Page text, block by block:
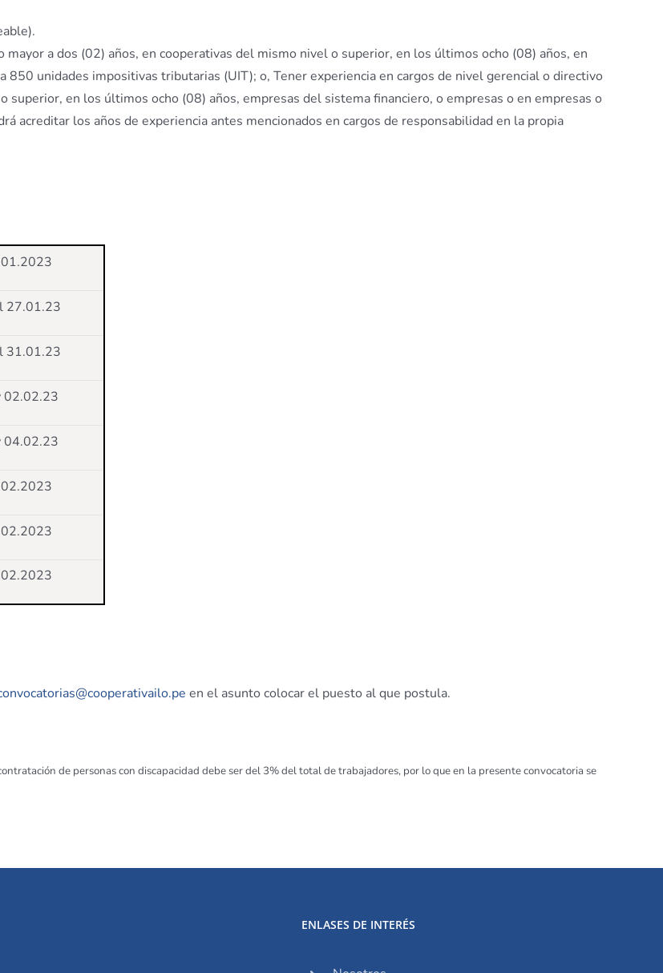
a dos (02) años, en cooperativas del mismo nivel o superior, en los últimos ocho (08) años, en
unidades impositivas tributarias (UIT); o, Tener experiencia en cargos de nivel gerencial o directivo
superior, en los últimos ocho (08) años, empresas del sistema financiero, o empresas o en empresas o
acreditar los años de experiencia antes mencionados en cargos de responsabilidad en la propia
27.01.23
31.01.23
02.02.23
04.02.23
en el asunto colocar el puesto al que postula.
de personas con discapacidad debe ser del 3% del total de trabajadores, por lo que en la presente convocatoria se
ENLASES DE INTERÉS